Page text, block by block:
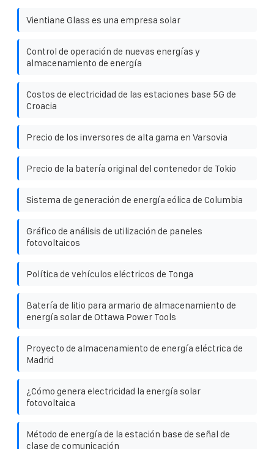
Vientiane Glass es una empresa solar
Control de operación de nuevas energías y
almacenamiento de energía
Costos de electricidad de las estaciones base 5G de
Croacia
Precio de los inversores de alta gama en Varsovia
Precio de la batería original del contenedor de Tokio
Sistema de generación de energía eólica de Columbia
Gráfico de análisis de utilización de paneles
fotovoltaicos
Política de vehículos eléctricos de Tonga
Batería de litio para armario de almacenamiento de
energía solar de Ottawa Power Tools
Proyecto de almacenamiento de energía eléctrica de
Madrid
¿Cómo genera electricidad la energía solar
fotovoltaica
Método de energía de la estación base de señal de
clase de comunicación